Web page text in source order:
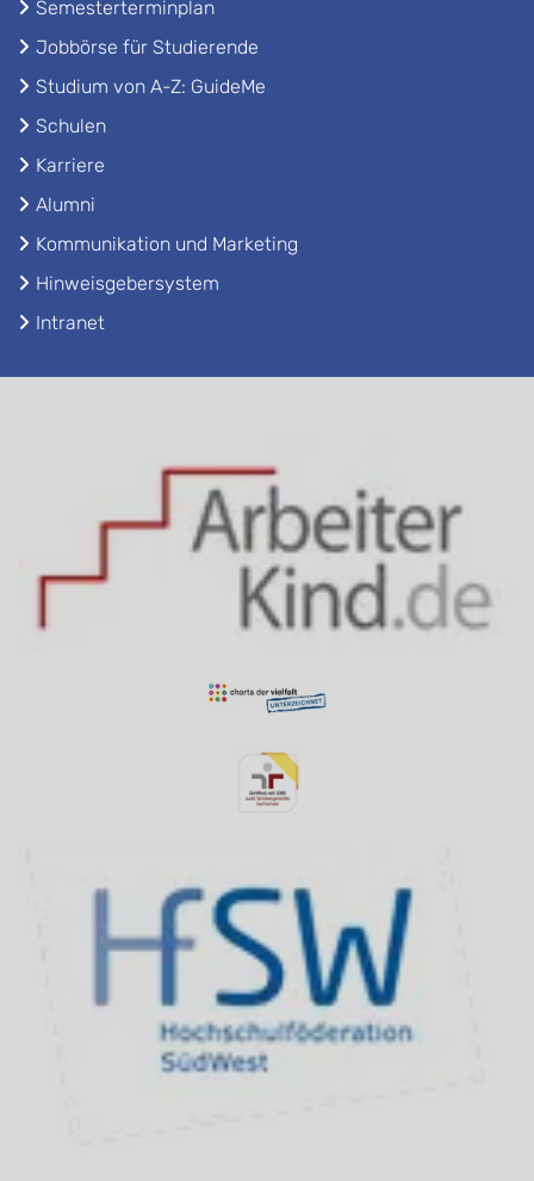
Semesterterminplan
Jobbörse für Studierende
Studium von A-Z: GuideMe
Schulen
Karriere
Alumni
Kommunikation und Marketing
Hinweisgebersystem
Intranet